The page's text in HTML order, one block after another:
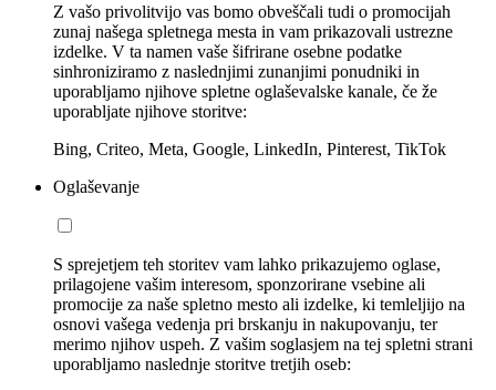
Z vašo privolitvijo vas bomo obveščali tudi o promocijah
zunaj našega spletnega mesta in vam prikazovali ustrezne
izdelke. V ta namen vaše šifrirane osebne podatke
sinhroniziramo z naslednjimi zunanjimi ponudniki in
uporabljamo njihove spletne oglaševalske kanale, če že
uporabljate njihove storitve:
Bing, Criteo, Meta, Google, LinkedIn, Pinterest, TikTok
Oglaševanje
S sprejetjem teh storitev vam lahko prikazujemo oglase,
prilagojene vašim interesom, sponzorirane vsebine ali
promocije za naše spletno mesto ali izdelke, ki temleljijo na
osnovi vašega vedenja pri brskanju in nakupovanju, ter
merimo njihov uspeh. Z vašim soglasjem na tej spletni strani
uporabljamo naslednje storitve tretjih oseb: